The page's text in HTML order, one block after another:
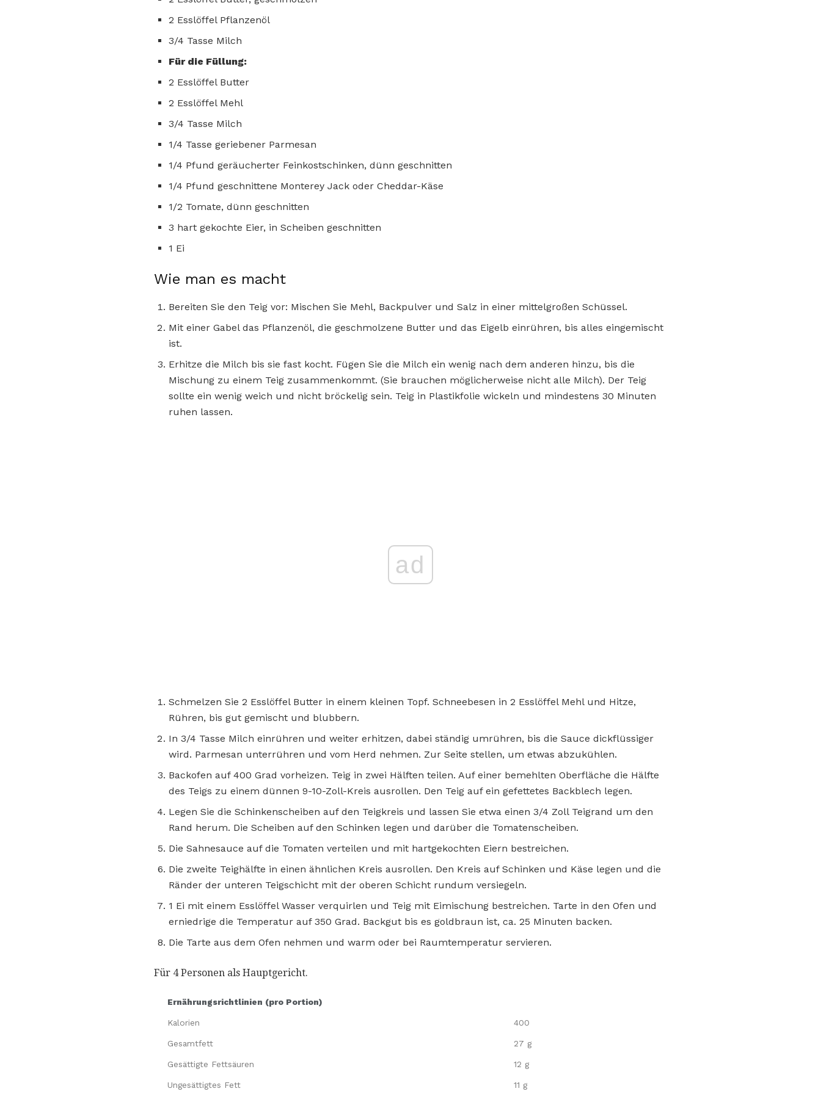
2 Esslöffel Pflanzenöl
3/4 Tasse Milch
Für die Füllung:
2 Esslöffel Butter
2 Esslöffel Mehl
3/4 Tasse Milch
1/4 Tasse geriebener Parmesan
1/4 Pfund geräucherter Feinkostschinken, dünn geschnitten
1/4 Pfund geschnittene Monterey Jack oder Cheddar-Käse
1/2 Tomate, dünn geschnitten
3 hart gekochte Eier, in Scheiben geschnitten
1 Ei
Wie man es macht
Bereiten Sie den Teig vor: Mischen Sie Mehl, Backpulver und Salz in einer mittelgroßen Schüssel.
Mit einer Gabel das Pflanzenöl, die geschmolzene Butter und das Eigelb einrühren, bis alles eingemischt
ist.
Erhitze die Milch bis sie fast kocht. Fügen Sie die Milch ein wenig nach dem anderen hinzu, bis die
Mischung zu einem Teig zusammenkommt. (Sie brauchen möglicherweise nicht alle Milch). Der Teig
sollte ein wenig weich und nicht bröckelig sein. Teig in Plastikfolie wickeln und mindestens 30 Minuten
ruhen lassen.
ad
Schmelzen Sie 2 Esslöffel Butter in einem kleinen Topf. Schneebesen in 2 Esslöffel Mehl und Hitze,
Rühren, bis gut gemischt und blubbern.
In 3/4 Tasse Milch einrühren und weiter erhitzen, dabei ständig umrühren, bis die Sauce dickflüssiger
wird. Parmesan unterrühren und vom Herd nehmen. Zur Seite stellen, um etwas abzukühlen.
Backofen auf 400 Grad vorheizen. Teig in zwei Hälften teilen. Auf einer bemehlten Oberfläche die Hälfte
des Teigs zu einem dünnen 9-10-Zoll-Kreis ausrollen. Den Teig auf ein gefettetes Backblech legen.
Legen Sie die Schinkenscheiben auf den Teigkreis und lassen Sie etwa einen 3/4 Zoll Teigrand um den
Rand herum. Die Scheiben auf den Schinken legen und darüber die Tomatenscheiben.
Die Sahnesauce auf die Tomaten verteilen und mit hartgekochten Eiern bestreichen.
Die zweite Teighälfte in einen ähnlichen Kreis ausrollen. Den Kreis auf Schinken und Käse legen und die
Ränder der unteren Teigschicht mit der oberen Schicht rundum versiegeln.
1 Ei mit einem Esslöffel Wasser verquirlen und Teig mit Eimischung bestreichen. Tarte in den Ofen und
erniedrige die Temperatur auf 350 Grad. Backgut bis es goldbraun ist, ca. 25 Minuten backen.
Die Tarte aus dem Ofen nehmen und warm oder bei Raumtemperatur servieren.
Für 4 Personen als Hauptgericht.
Ernährungsrichtlinien (pro Portion)
Kalorien 400
Gesamtfett 27 g
Gesättigte Fettsäuren 12 g
Ungesättigtes Fett 11 g